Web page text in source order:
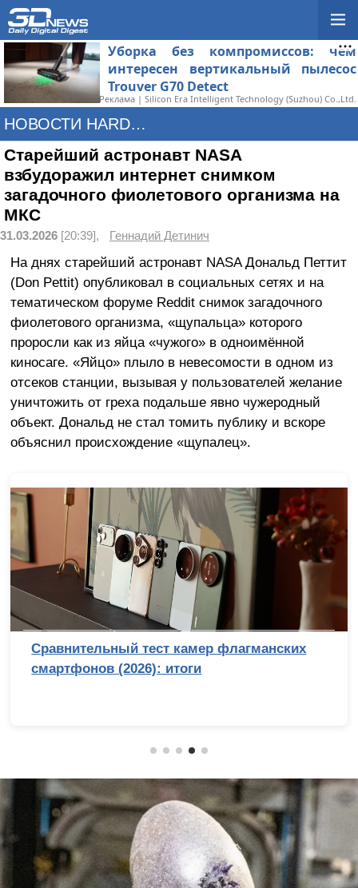
Уборка без компромиссов: чем
интересен вертикальный пылесос
Trouver G70 Detect
Реклама | Silicon Era Intelligent Technology (Suzhou) Co.,Ltd.
НОВОСТИ HARDWARE
Старейший астронавт NASA
взбудоражил интернет снимком
загадочного фиолетового организма на
МКС
31.03.2026 [20:39], Геннадий Детинич
На днях старейший астронавт NASA Дональд Петтит
(Don Pettit) опубликовал в социальных сетях и на
тематическом форуме Reddit снимок загадочного
фиолетового организма, «щупальца» которого
проросли как из яйца «чужого» в одноимённой
киносаге. «Яйцо» плыло в невесомости в одном из
отсеков станции, вызывая у пользователей желание
уничтожить от греха подальше явно чужеродный
объект. Дональд не стал томить публику и вскоре
объяснил происхождение «щупалец».
Сравнительный тест камер флагманских
смартфонов (2026): итоги